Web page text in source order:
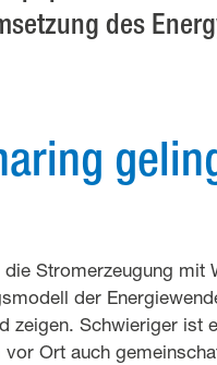
des
Stromerzeugung mit
der
zeigen. Schwieriger ist
Ort auch